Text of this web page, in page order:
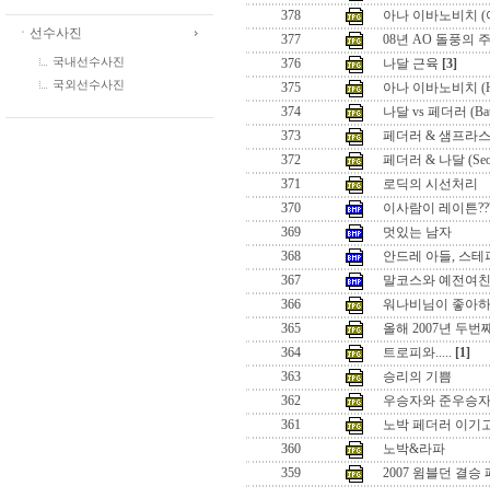
ㆍ선수사진
국내선수사진
국외선수사진
378
아나 이바노비치 (
377
08년 AO 돌풍의
376
나달 근육 [3]
375
아나 이바노비치
374
나달 vs 페더러
373
페더러 & 샘프라
372
페더러 & 나달
371
로딕의 시선처리
370
이사람이 레이튼
369
멋있는 남자
368
안드레 아들, 스테
367
말코스와 예전여친
366
워나비님이 좋아
365
올해 2007년 두번
364
트로피와..... [1]
363
승리의 기쁨
362
우승자와 준우승자
361
노박 페더러 이기
360
노박&라파
359
2007 윔블던 결승